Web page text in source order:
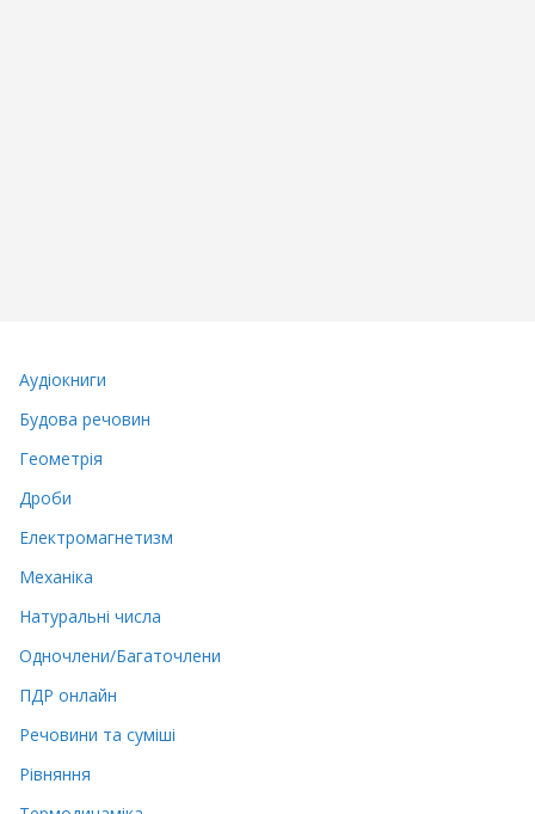
Аудіокниги
Будова речовин
Геометрія
Дроби
Електромагнетизм
Механіка
Натуральні числа
Одночлени/Багаточлени
ПДР онлайн
Речовини та суміші
Рівняння